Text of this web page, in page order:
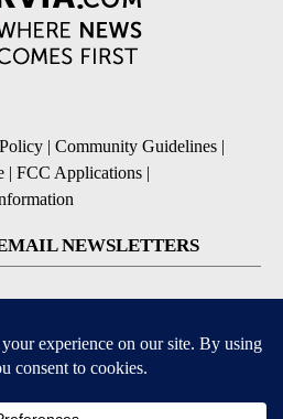
| Community Guidelines |
| FCC Applications |
NEWSLETTERS